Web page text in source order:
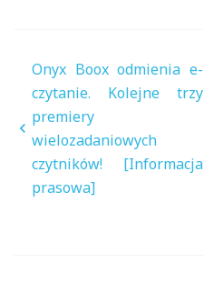
Nawigacja
wpisu
Onyx Boox odmienia e-
czytanie. Kolejne trzy
premiery
wielozadaniowych
czytników! [Informacja
prasowa]